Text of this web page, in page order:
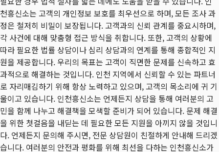
천흥신소는 고객의 개인정보 보호를 최우선으로 하며, 모든 조사 과
정은 철저히 비밀이 보장됩니다. 고객과의 신뢰 관계를 중요시하며,
각 사건에 대해 맞춤형 접근 방식을 취합니다. 또한, 고객의 상황에
따라 필요한 법률 상담이나 심리 상담과의 연계를 통해 종합적인 지
원을 제공합니다. 우리의 목표는 고객이 직면한 문제를 신속하고 효
과적으로 해결하는 것입니다. 인천 지역에서 신뢰할 수 있는 파트너
로 자리매김하기 위해 항상 노력하고 있으며, 고객의 목소리에 귀 기
울이고 있습니다. 인천흥신소는 언제든지 상담을 통해 여러분의 고
민을 함께 나누고 해결책을 모색할 준비가 되어 있습니다. 문제 해결
을 위한 첫걸음을 내딛는 데 필요한 모든 지원을 아끼지 않을 것입니
다. 언제든지 문의해 주시면, 전문 상담원이 친절하게 안내해 드리겠
습니다. 여러분의 안전과 평화를 위해 최선을 다하는 인천흥신소가